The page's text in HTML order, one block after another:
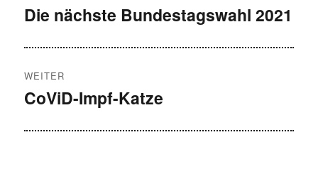
Vorheriger
Die nächste Bundestagswahl 2021
WEITER
Nächster
CoViD-Impf-Katze